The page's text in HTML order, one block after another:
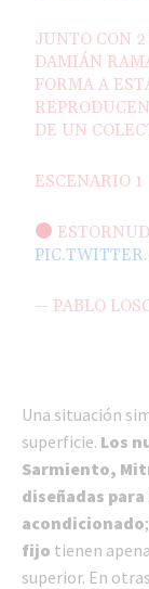
JUNTO CON
DAMIÁN
FORMA A
DE UN
ESCENARIO 1
— PABLO
Una situación
superficie. Los
Sarmiento,
diseñadas
acondicionado
fijo tienen
superior. En